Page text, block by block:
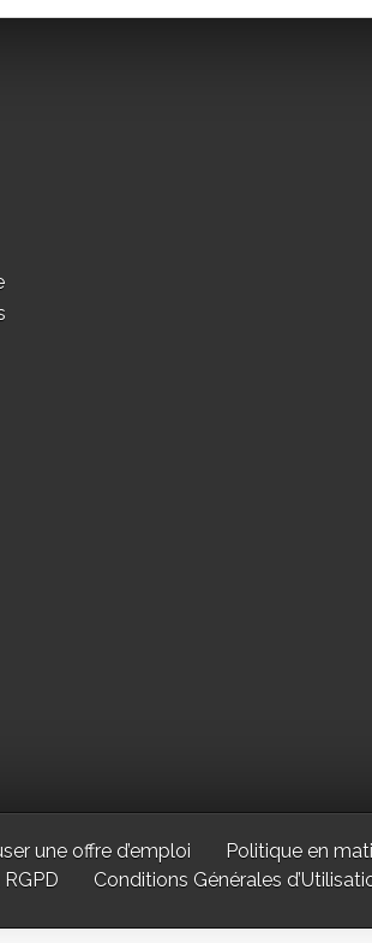
une offre d’emploi
Politique en
Conditions Générales